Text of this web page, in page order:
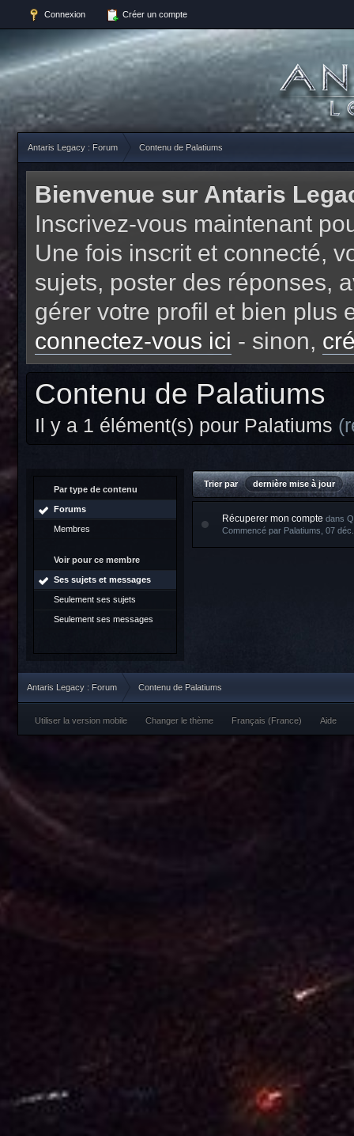
Connexion Créer un compte
Antaris Legacy : Forum Contenu de Palatiums
Bienvenue sur Antaris
Inscrivez-vous maintenant
Une fois inscrit et connecté,
sujets, poster des réponses,
gérer votre profil et bien plus
connectez-vous ici - sinon,
Contenu de Palatiums
Il y a 1 élément(s) pour Palatiums
Par type de contenu
Forums
Membres
Voir pour ce membre
Ses sujets et messages
Seulement ses sujets
Seulement ses messages
Trier par dernière mise à jour
Récuperer mon compte dans
Commencé par Palatiums , 07
Antaris Legacy : Forum Contenu de Palatiums
Utiliser la version mobile Changer le thème Français (France) Aide